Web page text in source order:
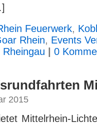
Feuerwerk,
Rhein, Events
Rheingau
0
2015
Mittelrhein-